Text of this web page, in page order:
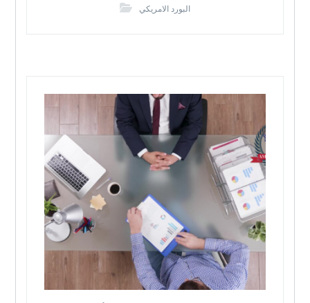
البورد الامريكي